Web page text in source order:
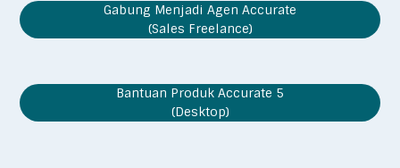
Gabung Menjadi Agen Accurate
(Sales Freelance)
Bantuan Produk Accurate 5
(Desktop)